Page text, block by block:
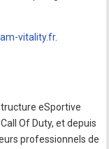
vitality.fr.
eSportive
Of Duty, et depuis
professionnels de